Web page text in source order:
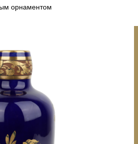
орнаментом